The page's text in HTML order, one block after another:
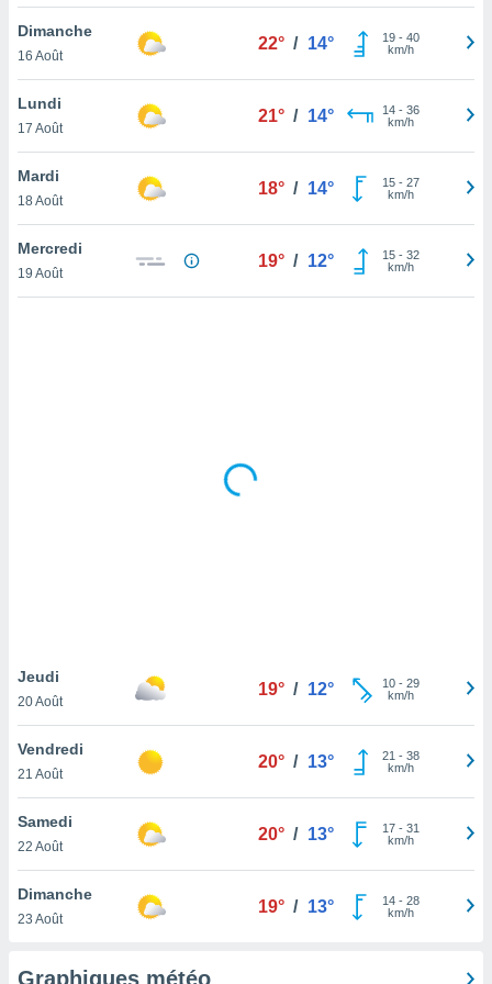
votre
à
en
le
notre
que
et que
Dimanche
16 Août
22° / 14° 19- 40
km/h
Lundi
17 Août
21° / 14° 14- 36
km/h
Mardi
18 Août
18° / 14° 15- 27
km/h
Mercredi
19 Août
19° / 12° 15- 32
km/h
Jeudi
20 Août
19° / 12° 10- 29
km/h
Vendredi
21 Août
20° / 13° 21 - 38
km/h
Samedi
22 Août
20° / 13° 17- 31
km/h
Dimanche
23 Août
19° / 13° 14- 28
km/h
Graphiques météo